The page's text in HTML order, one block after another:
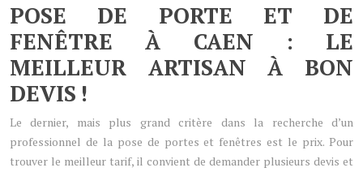
POSE DE PORTE ET DE
FENÊTRE À CAEN : LE
MEILLEUR ARTISAN À BON
DEVIS !
Le dernier, mais plus grand critère dans la recherche d’un
professionnel de la pose de portes et fenêtres est le prix. Pour
trouver le meilleur tarif, il convient de demander plusieurs devis et